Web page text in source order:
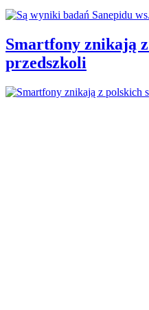
Smartfony znikają
przedszkoli